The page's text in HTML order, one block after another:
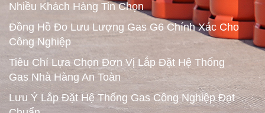
Nhiều Khách Hàng Tin Chọn
Đồng Hồ Đo Lưu Lượng Gas G6 Chính Xác Cho
Công Nghiệp
Tiêu Chí Lựa Chọn Đơn Vị Lắp Đặt Hệ Thống
Gas Nhà Hàng An Toàn
Lưu Ý Lắp Đặt Hệ Thống Gas Công Nghiệp Đạt